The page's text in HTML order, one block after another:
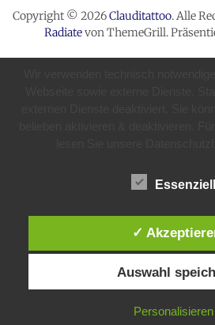
Copyright © 2026Clauditattoo. Alle
Radiatevon ThemeGrill.
Essenziell
✓
Auswahl
Personalisieren